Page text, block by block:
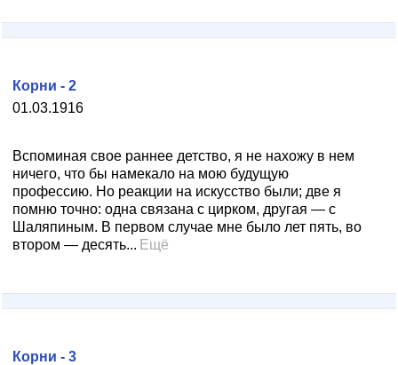
01.03.1916
Корни - 2
Вспоминая свое раннее детство, я не нахожу в нем
ничего, что бы намекало на мою будущую
профессию. Но реакции на искусство были; две я
помню точно: одна связана с цирком, другая — с
Шаляпиным. В первом случае мне было лет пять, во
втором — десять... Ещё
Корни - 3